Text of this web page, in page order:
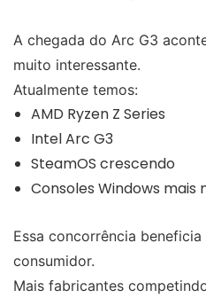
A chegada do Arc G3
muito interessante.
Atualmente temos:
AMD Ryzen Z Series
Intel Arc G3
SteamOS crescendo
Consoles Windows mais
Essa concorrência
consumidor.
Mais fabricantes